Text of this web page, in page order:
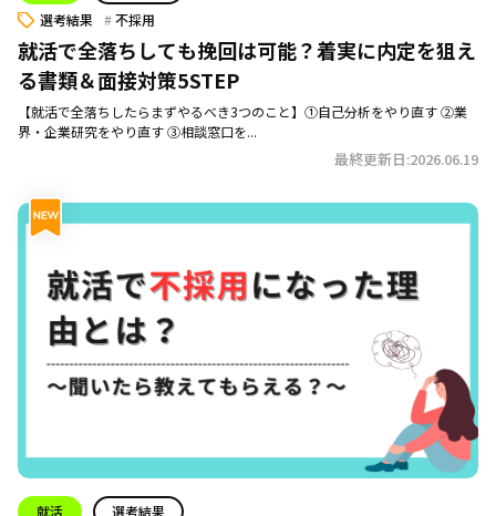
選考結果
不採用
就活で全落ちしても挽回は可能？着実に内定を狙え
る書類＆面接対策5STEP
【就活で全落ちしたらまずやるべき3つのこと】①自己分析をやり直す ②業
界・企業研究をやり直す ③相談窓口を...
最終更新日:2026.06.19
就活
選考結果